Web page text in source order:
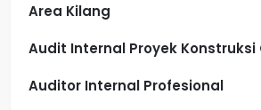
Area Kilang
Audit Internal Proyek Konstruksi
Auditor Internal Profesional